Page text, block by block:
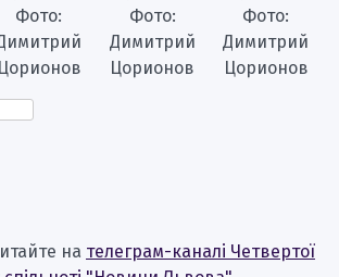
Фото:
Цорионов
Фото:
Димитрий
Цорионов
Фото:
Димитрий
Цорионов
на телеграм-каналі Четвертої